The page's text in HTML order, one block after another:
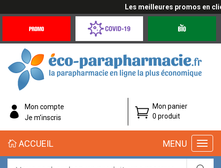
Les meilleures promos en
Offres
Coronavirus
éco-
parapharmacie.fr
éco-
parapharmacie.fr
Mon compte
Je m’inscris
Mon panier
0 produit
MENU
ACCUEIL